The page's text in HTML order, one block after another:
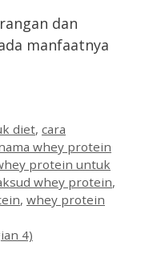
dan
manfaatnya
diet, cara
whey protein
protein untuk
whey protein,
, whey protein
4)